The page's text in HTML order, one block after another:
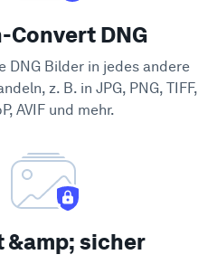
Convert DNG
DNG Bilder in jedes andere
z. B. in JPG, PNG, TIFF,
AVIF und mehr.
&amp; sicher